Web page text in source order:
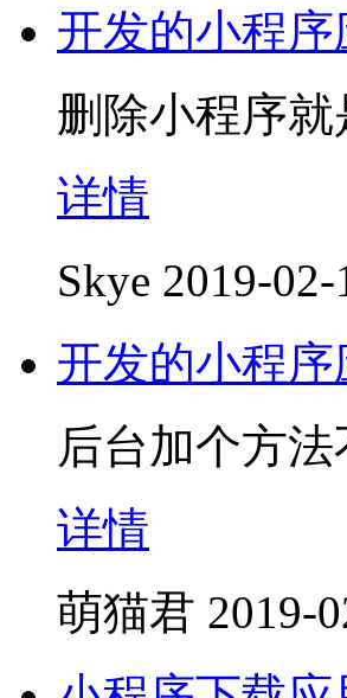
开发的小程
删除小程序
详情
Skye 2019-
开发的小程
后台加个方法
详情
萌猫君 2019-